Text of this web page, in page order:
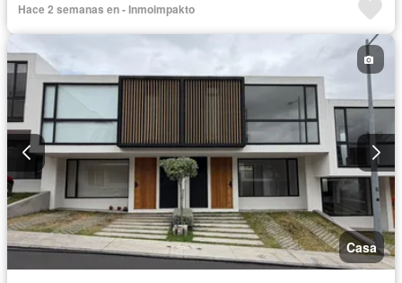
Hace 2 semanas en - Inmoimpakto
Casa